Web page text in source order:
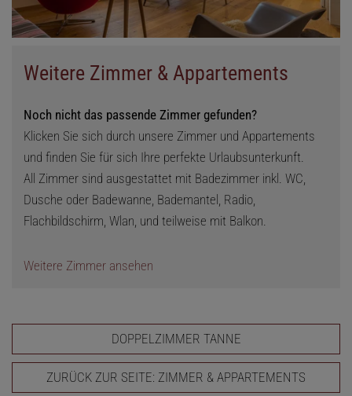
Weitere Zimmer & Appartements
Noch nicht das passende Zimmer gefunden?
Klicken Sie sich durch unsere Zimmer und Appartements
und finden Sie für sich Ihre perfekte Urlaubsunterkunft.
All Zimmer sind ausgestattet mit Badezimmer inkl. WC,
Dusche oder Badewanne, Bademantel, Radio,
Flachbildschirm, Wlan, und teilweise mit Balkon.
Weitere Zimmer ansehen
DOPPELZIMMER TANNE
ZURÜCK ZUR SEITE: ZIMMER & APPARTEMENTS